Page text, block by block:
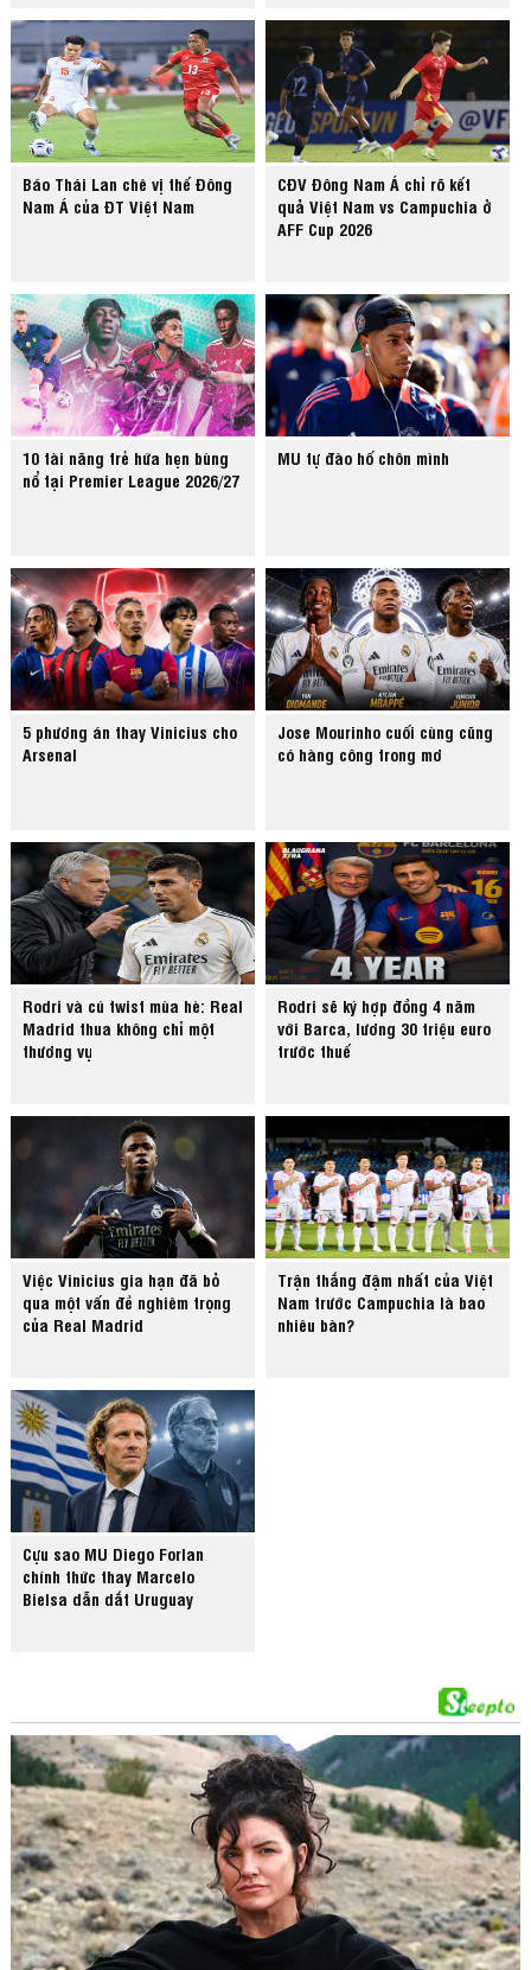
Báo Thái Lan chê vị thế Đông
Nam Á của ĐT Việt Nam
CĐV Đông Nam Á chỉ rõ kết
quả Việt Nam vs Campuchia ở
AFF Cup 2026
10 tài năng trẻ hứa hẹn bùng
nổ tại Premier League 2026/27
MU tự đào hố chôn mình
5 phương án thay Vinicius cho
Arsenal
Jose Mourinho cuối cùng cũng
có hàng công trong mơ
Rodri và cú twist mùa hè: Real
Madrid thua không chỉ một
thương vụ
Rodri sẽ ký hợp đồng 4 năm
với Barca, lương 30 triệu euro
trước thuế
Việc Vinicius gia hạn đã bỏ
qua một vấn đề nghiêm trọng
của Real Madrid
Trận thắng đậm nhất của Việt
Nam trước Campuchia là bao
nhiêu bàn?
Cựu sao MU Diego Forlan
chính thức thay Marcelo
Bielsa dẫn dắt Uruguay